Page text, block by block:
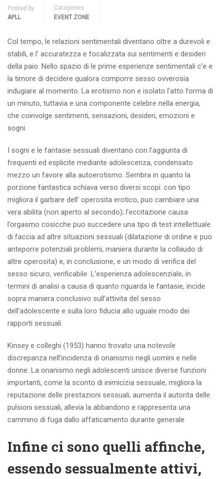
Posted by
APLL
Categories
EVENT ZONE
Col tempo, le relazioni sentimentali diventano oltre a durevoli e
stabili, e l’ accuratezza e focalizzata sui sentimenti e desideri
della paio. Nello spazio di le prime esperienze sentimentali c’e e
la timore di decidere qualora comporre sesso ovverosia
indugiare al momento. La erotismo non e isolato l’atto forma di
un minuto, tuttavia e una componente celebre nella energia,
che coinvolge sentimenti, sensazioni, desideri, emozioni e
sogni.
I sogni e le fantasie sessuali diventano con l’aggiunta di
frequenti ed esplicite mediante adolescenza, condensato
mezzo un favore alla autoerotismo. Sembra in quanto la
porzione fantastica schiava verso diversi scopi: con tipo
migliora il garbare dell’ operosita erotico, puo cambiare una
vera abilita (non aperto al secondo); l’eccitazione causa
l’orgasmo cosicche puo succedere una tipo di test intellettuale
di faccia ad altre situazioni sessuali (dilatazione di ordine e puo
anteporre potenziali problemi, maniera durante la collaudo di
altre operosita) e, in conclusione, e un modo di verifica del
sesso sicuro, verificabile. L’esperienza adolescenziale, in
termini di analisi a causa di quanto riguarda le fantasie, incide
sopra maniera conclusivo sull’attivita del sesso
dell’adolescente e sulla loro fiducia allo uguale modo dei
rapporti sessuali.
Kinsey e colleghi (1953) hanno trovato una notevole
discrepanza nell’incidenza di onanismo negli uomini e nelle
donne. La onanismo negli adolescenti unisce diverse funzioni
importanti, come la sconto di inimicizia sessuale, migliora la
reputazione delle prestazioni sessuali, aumenta il autorita delle
pulsioni sessuali, allevia la abbandono e rappresenta una
cammino di fuga dallo affaticamento durante generale.
Infine ci sono quelli affinche,
essendo sessualmente attivi,